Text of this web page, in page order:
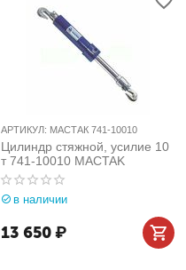
АРТИКУЛ: МАСТАК 741-10010
Цилиндр стяжной, усилие 10
т 741-10010 MACTAK
в наличии
13 650₽